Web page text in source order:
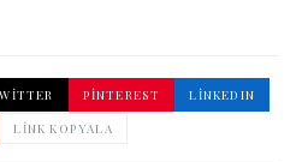
PINTEREST
LINKEDIN
LINK KOPYALA